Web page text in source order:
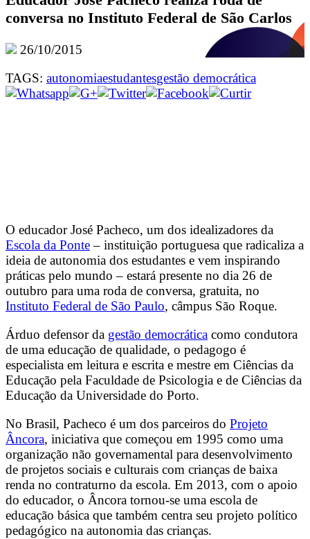
conversa no Instituto Federal de São Carlos
26/10/2015
TAGS: autonomiaestudantesgestão democrática
O educador José Pacheco, um dos idealizadores da
Escola da Ponte– instituição portuguesa que radicaliza a
ideia de autonomia dos estudantes e vem inspirando
práticas pelo mundo – estará presente no dia 26 de
outubro para uma roda de conversa, gratuita, no
Instituto Federal de São Paulo, câmpus São Roque.
Árduo defensor da gestão democrática como condutora
de uma educação de qualidade, o pedagogo é
especialista em leitura e escrita e mestre em Ciências da
Educação pela Faculdade de Psicologia e de Ciências da
Educação da Universidade do Porto.
No Brasil, Pacheco é um dos parceiros do Projeto
Âncora, iniciativa que começou em 1995 como uma
organização não governamental para desenvolvimento
de projetos sociais e culturais com crianças de baixa
renda no contraturno da escola. Em 2013, com o apoio
do educador, o Âncora tornou-se uma escola de
educação básica que também centra seu projeto político
pedagógico na autonomia das crianças.